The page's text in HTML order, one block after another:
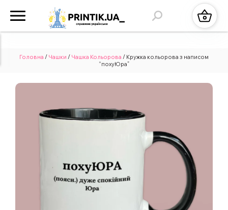
Головна / Чашки / Чашка Кольорова / Кружка кольорова з написом
“похуЮра”